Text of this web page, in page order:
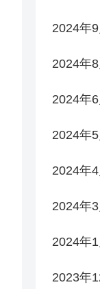
2024年9
2024年8
2024年6
2024年5
2024年4
2024年3
2024年1
2023年